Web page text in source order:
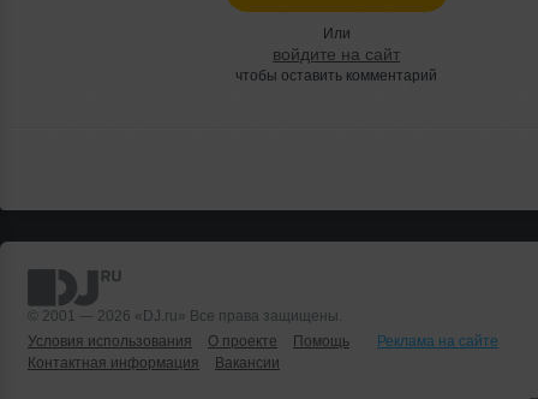
Или
войдите на сайт
чтобы оставить комментарий
© 2001 — 2026 «DJ.ru» Все права защищены.
Условия использования
О проекте Помощь
Реклама на сайте
Контактная информация
Вакансии